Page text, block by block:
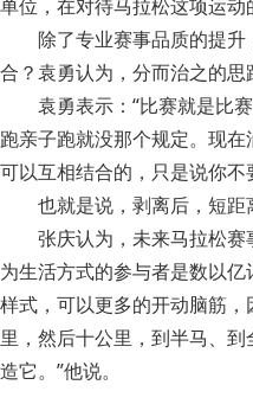
单位，在对待马拉松这项运
除了专业赛事品质的提
合？袁勇认为，分而治之的思
袁勇表示：“比赛就是比
跑亲子跑就没那个规定。现
可以互相结合的，只是说你
也就是说，剥离后，短距
张庆认为，未来马拉松赛
为生活方式的参与者是数以
样式，可以更多的开动脑筋
里，然后十公里，到半马、
造它。”他说。